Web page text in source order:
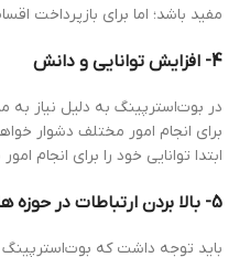
مفید باشد؛ اما برای بازپرداخت
4- افزایش توانایی و دانش
در بوت‌استرپینگ به دلیل نیاز به
برای انجام امور مختلف دشوار
ابتدا توانایی خود را برای انجام
5- بالا بردن ارتباطات در حوزه های مختلف
باید توجه داشت که